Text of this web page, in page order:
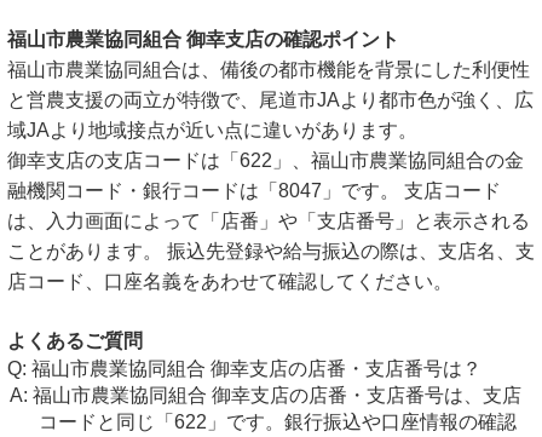
福山市農業協同組合 御幸支店の確認ポイント
福山市農業協同組合は、備後の都市機能を背景にした利便性
と営農支援の両立が特徴で、尾道市JAより都市色が強く、広
域JAより地域接点が近い点に違いがあります。
御幸支店の支店コードは「622」、福山市農業協同組合の金
融機関コード・銀行コードは「8047」です。 支店コード
は、入力画面によって「店番」や「支店番号」と表示される
ことがあります。 振込先登録や給与振込の際は、支店名、支
店コード、口座名義をあわせて確認してください。
よくあるご質問
福山市農業協同組合 御幸支店の店番・支店番号は？
福山市農業協同組合 御幸支店の店番・支店番号は、支店
コードと同じ「622」です。銀行振込や口座情報の確認